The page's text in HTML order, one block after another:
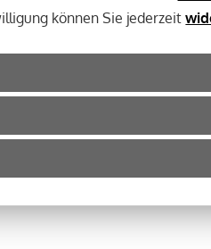
können Sie jederzeit